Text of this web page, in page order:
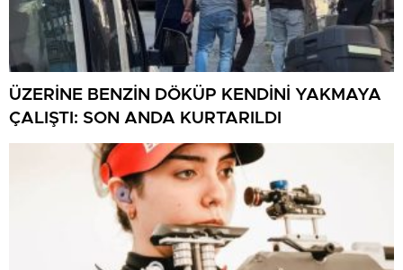
ÜZERİNE BENZİN DÖKÜP KENDİNİ YAKMAYA
ÇALIŞTI: SON ANDA KURTARILDI